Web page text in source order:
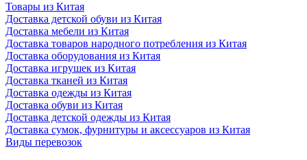
Товары из Китая
Доставка детской обуви из Китая
Доставка мебели из Китая
Доставка товаров народного потребления из Китая
Доставка оборудования из Китая
Доставка игрушек из Китая
Доставка тканей из Китая
Доставка одежды из Китая
Доставка обуви из Китая
Доставка детской одежды из Китая
Доставка сумок, фурнитуры и аксессуаров из Китая
Виды перевозок